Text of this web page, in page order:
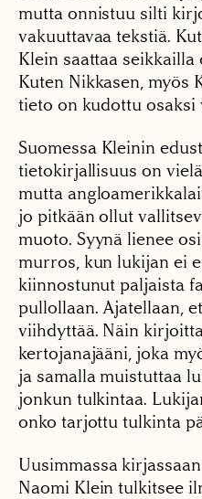
mutta onnistuu silti
vakuuttavaa tekstiä.
Klein saattaa seikkailla
Kuten Nikkasen, myös
tieto on kudottu osaksi
Suomessa Kleinin
tietokirjallisuus on
mutta
jo pitkään ollut
muoto. Syynä lienee
murros, kun lukijan ei
kiinnostunut paljaista
pullollaan. Ajatellaan,
viihdyttää. Näin
kertojanajääni, joka
ja samalla muistuttaa
jonkun tulkintaa.
onko tarjottu tulkinta
Uusimmassa kirjassaan
Naomi Klein tulkitsee